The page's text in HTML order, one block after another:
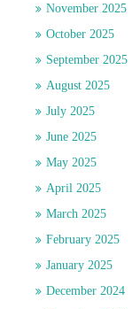
November 2025
October 2025
September 2025
August 2025
July 2025
June 2025
May 2025
April 2025
March 2025
February 2025
January 2025
December 2024